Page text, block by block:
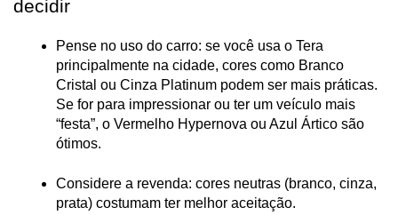
decidir
Pense no uso do carro: se você usa o Tera
principalmente na cidade, cores como Branco
Cristal ou Cinza Platinum podem ser mais práticas.
Se for para impressionar ou ter um veículo mais
“festa”, o Vermelho Hypernova ou Azul Ártico são
ótimos.
Considere a revenda: cores neutras (branco, cinza,
prata) costumam ter melhor aceitação.